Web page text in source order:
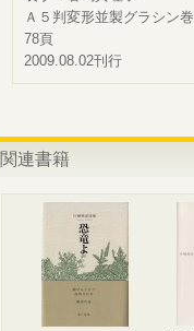
Ａ５判変形並製グラシン巻
78頁
2009.08.02刊行
関連書籍